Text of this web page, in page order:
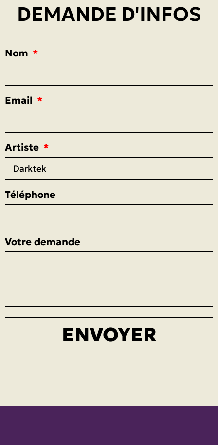
DEMANDE D'INFOS
Nom
Email
Artiste
Téléphone
Votre demande
ENVOYER